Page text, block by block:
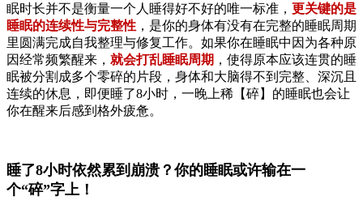
眠时长并不是衡量一个人睡得好不好的唯一标准， 更关键的是
睡眠的连续性与完整性 ，是你的身体有没有在完整的睡眠周期
里圆满完成自我整理与修复工作。如果你在睡眠中因为各种原
因经常频繁醒来， 就会打乱睡眠周期 ，使得原本应该连贯的睡
眠被分割成多个零碎的片段，身体和大脑得不到完整、深沉且
连续的休息，即便睡了8小时，一晚上稀【碎】的睡眠也会让
你在醒来后感到格外疲惫。
睡了8小时依然累到崩溃？你的睡眠或许输在一
个“碎”字上！